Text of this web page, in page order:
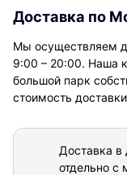
Доставка по
Мы осуществляем
9:00 – 20:00. Наша
большой парк
стоимость
Доставка в
отдельно с